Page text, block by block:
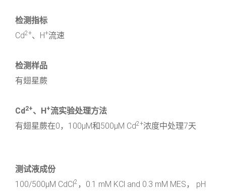
检测指标
Cd2+、H+流速
检测样品
有翅星蕨
Cd 2+、H +流实验处理方法
有翅星蕨在0，100μM和500μM Cd2+浓度中处理7天
测试液成份
100/500μM CdCl 2 ，0.1 mM KCl and 0.3 mM MES， pH